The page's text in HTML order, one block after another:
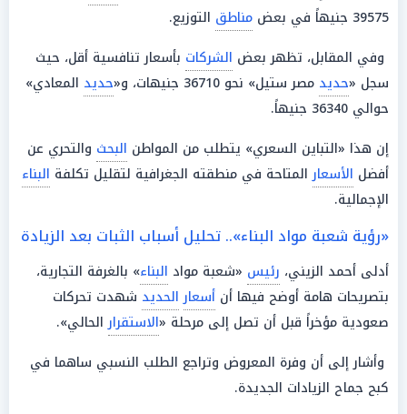
39575 جنيهاً في بعض
مناطق التوزيع.
وفي المقابل، تظهر بعض الشركات بأسعار تنافسية أقل، حيث
سجل «حديد مصر ستيل» نحو 36710 جنيهات، و« حديد المعادي»
حوالي 36340 جنيهاً.
إن هذا «التباين السعري» يتطلب من المواطن البحث والتحري عن
أفضل الأسعارالمتاحة في منطقته الجغرافية لتقليل تكلفة البناء
الإجمالية.
«رؤية شعبة مواد البناء».. تحليل أسباب الثبات بعد الزيادة
أدلى أحمد الزيني، رئيس «شعبة مواد البناء» بالغرفة التجارية،
بتصريحات هامة أوضح فيها أن أسعار الحديد شهدت تحركات
صعودية مؤخراً قبل أن تصل إلى مرحلة «الاستقرارالحالي».
وأشار إلى أن وفرة المعروض وتراجع الطلب النسبي ساهما في
كبح جماح الزيادات الجديدة.